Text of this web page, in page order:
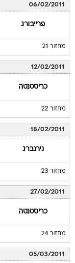
06/02/2011
פרייבורג
מחזור 21
12/02/2011
כריסטנטה
מחזור 22
18/02/2011
נירנברג
מחזור 23
27/02/2011
כריסטנטה
מחזור 24
05/03/2011